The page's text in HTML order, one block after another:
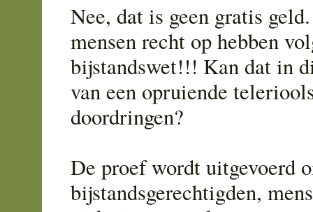
Nee, dat is geen gratis
mensen recht op hebben
bijstandswet!!! Kan dat in
van een opruiende
doordringen?
De proef wordt uitgevoerd
bijstandsgerechtigden,